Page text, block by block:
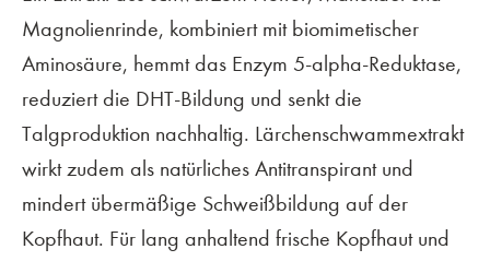
Magnolienrinde, kombiniert mit biomimetischer
Aminosäure, hemmt das Enzym 5-alpha-Reduktase,
reduziert die DHT-Bildung und senkt die
Talgproduktion nachhaltig. Lärchenschwammextrakt
wirkt zudem als natürliches Antitranspirant und
mindert übermäßige Schweißbildung auf der
Kopfhaut. Für lang anhaltend frische Kopfhaut und